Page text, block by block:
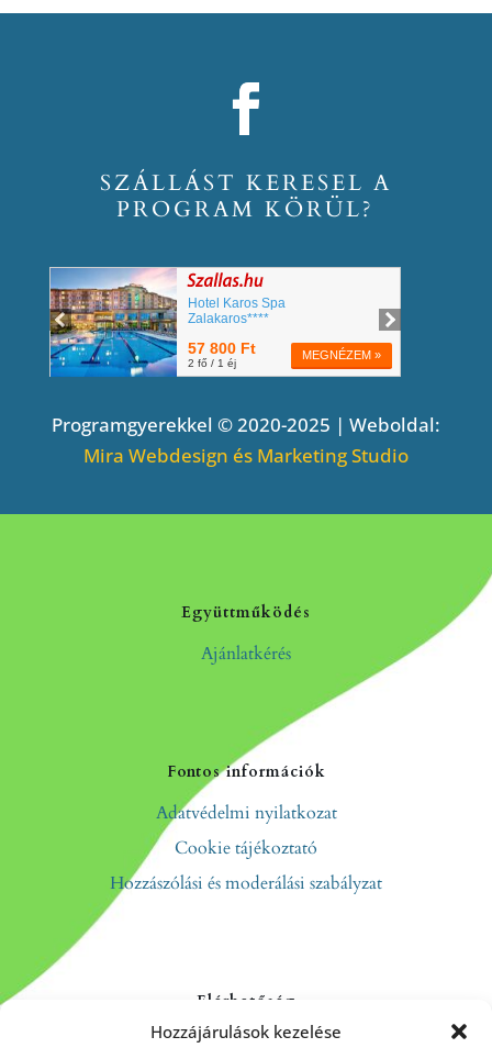
Hozzájárulások kezelése
SZÁLLÁST KERESEL A
PROGRAM KÖRÜL?
Programgyerekkel © 2020-2025 | Weboldal:
Mira Webdesign és Marketing Studio
Együttműködés
Ajánlatkérés
Fontos információk
Adatvédelmi nyilatkozat
Cookie tájékoztató
Hozzászólási és moderálási szabályzat
Elérhetőség
Kapcsolat